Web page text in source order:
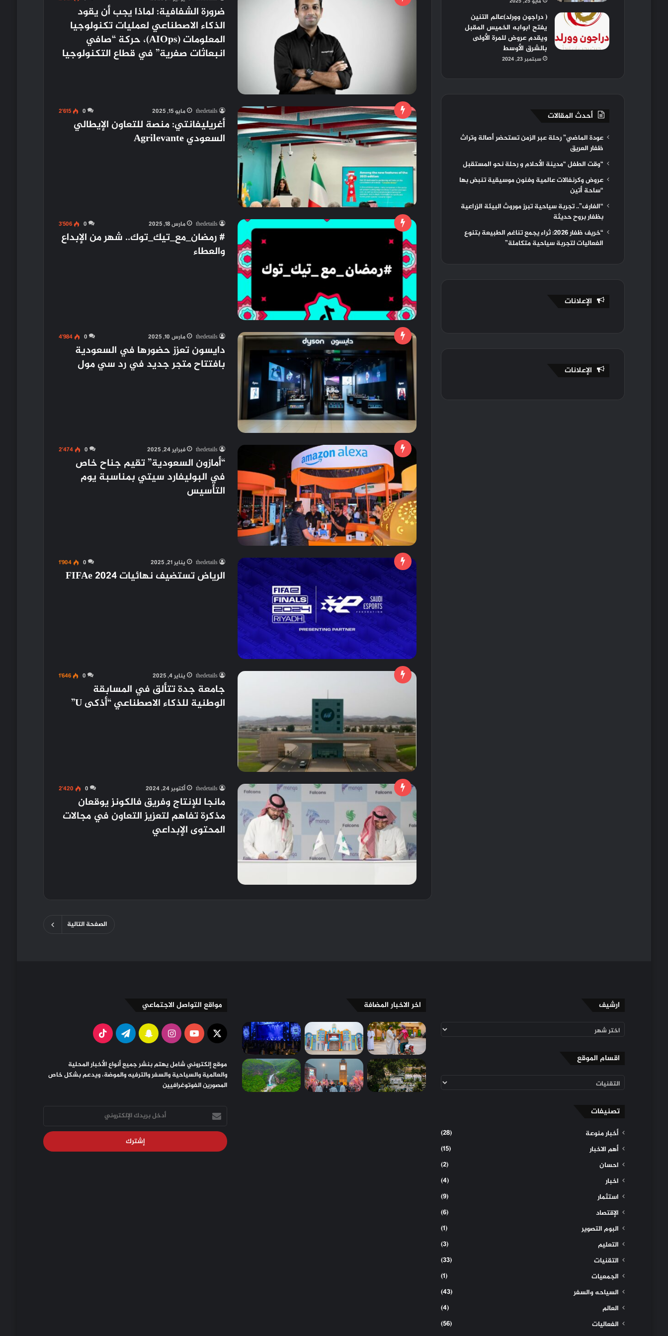
ضرورة الشفافية: لماذا يجب أن يقود
الذكاء الاصطناعي لعمليات تكنولوجيا
المعلومات (AIOps)، حركة “صافي
انبعاثات صفرية” في قطاع التكنولوجيا
thedetails مايو 15, 2025 0 2٬615
أغريليفانتي: منصة للتعاون الإيطالي
السعودي Agrilevante
thedetails مارس 18, 2025 0 3٬506
# رمضان_مع_تيك_توك.. شهر من الإبداع
والعطاء
thedetails مارس 10, 2025 0 4٬984
دايسون تعزز حضورها في السعودية
بافتتاح متجر جديد في رد سي مول
thedetails فبراير 24, 2025 0 2٬474
“أمازون السعودية” تقيم جناح خاص
في البوليفارد سيتي بمناسبة يوم
التأسيس
thedetails يناير 21, 2025 0 1٬904
الرياض تستضيف نهائيات FIFAe 2024
thedetails يناير 4, 2025 0 1٬646
جامعة جدة تتألق في المسابقة
الوطنية للذكاء الاصطناعي “أذكى U”
thedetails أكتوبر 24, 2024 0 2٬420
مانجا للإنتاج وفريق فالكونز يوقعان
مذكرة تفاهم لتعزيز التعاون في مجالات
المحتوى الإبداعي
الصفحة التالية
( دراجون وورلد)عالم التنين
يفتح ابوابه الخميس المقبل
ويقدم عروض للمرة الأولى
بالشرق الأوسط
سبتمبر 23, 2024
أحدث المقالات
عودة الماضي” رحلة عبر الزمن تستحضر أصالة وتراث
ظفار العريق
“وقت الطفل “مدينة الأحلام و رحلة نحو المستقبل
عروض وكرنفالات عالمية وفنون موسيقية تنبض بها
“ساحة أتين
“الغارف”.. تجربة سياحية تبرز موروث البيئة الزراعية
بظفار بروح حديثة
“خريف ظفار 2026: ثراء يجمع تناغم الطبيعة بتنوع
الفعاليات لتجربة سياحية متكاملة”
الإعلانات
الإعلانات
ارشيف
اقسام الموقع
اقسام
تصنيفات
أخبار منوعة
(28)
أهم الاخبار
(15)
احسان
(2)
اخبار
(4)
استثمار
(9)
الإقتصاد
(6)
البوم التصوير
(1)
التعليم
(3)
التقنيات
(33)
الجمعيات
(1)
السياحه والسفر
(43)
العالم
(4)
الفعاليات
(56)
اخر الاخبار المضافة مواقع التواصل الاجتماعي
X يوتيوبانستقرامسنابتيلقرام‫TikTok
موقع إلكتروني شامل يهتم بنشر جميع أنواع الأخبار المحلية
والعالمية والسياحية والسفر والترفيه والموضة، ويدعم بشكل خاص
المصورين الفوتوغرافيين
أدخل
بريدك
الإلكتروني